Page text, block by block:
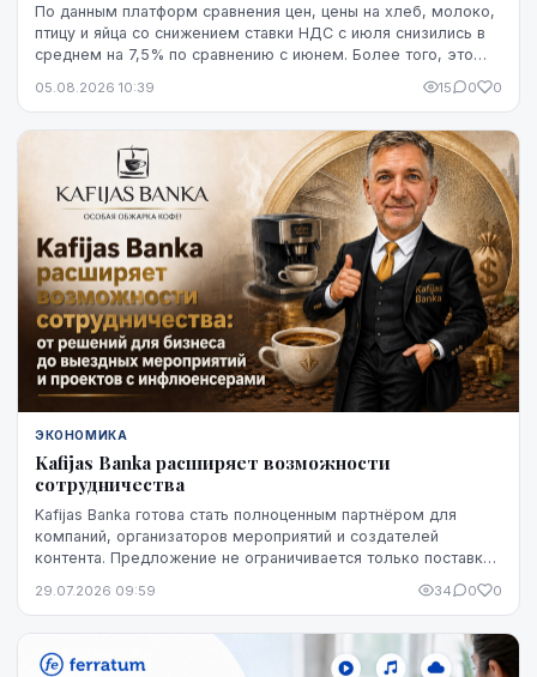
По данным платформ сравнения цен, цены на хлеб, молоко,
птицу и яйца со снижением ставки НДС с июля снизились в
среднем на 7,5% по сравнению с июнем. Более того, это
данный момент - до начала августа.
05.08.2026 10:39 15 0 0
ЭКОНОМИКА
Kafijas Banka расширяет возможности
сотрудничества
Kafijas Banka готова стать полноценным партнёром для
компаний, организаторов мероприятий и создателей
контента. Предложение не ограничивается только поставкой
29.07.2026 09:59 34 0 0